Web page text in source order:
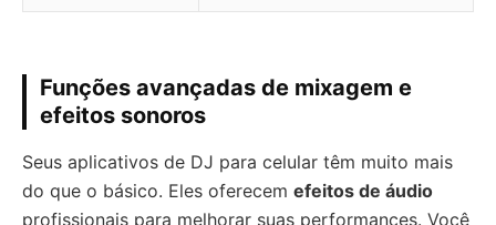
Funções avançadas de mixagem e
efeitos sonoros
Seus aplicativos de DJ para celular têm muito mais
do que o básico. Eles oferecem efeitos de áudio
profissionais para melhorar suas performances. Você